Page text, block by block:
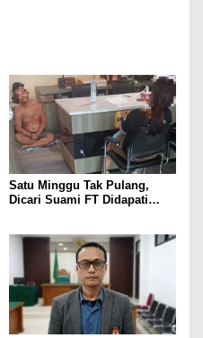
Satu Minggu Tak Pulang,
Dicari Suami FT Didapati